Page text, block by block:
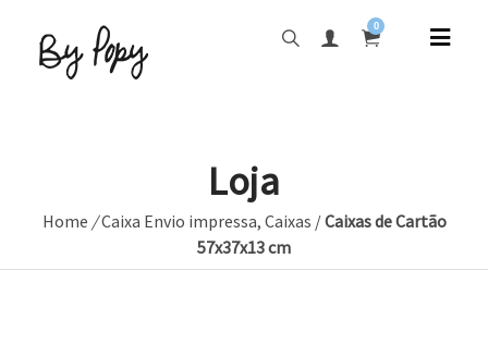
0
Loja
Home /Caixa Envio impressa, Caixas /Caixas de Cartão
57x37x13 cm